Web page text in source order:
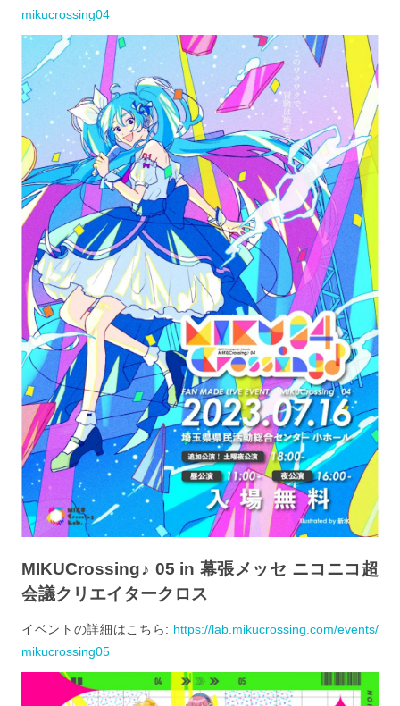
mikucrossing04
MIKUCrossing♪ 05 in 幕張メッセ ニコニコ超
会議クリエイタークロス
イベントの詳細はこちら: https://lab.mikucrossing.com/events/
mikucrossing05